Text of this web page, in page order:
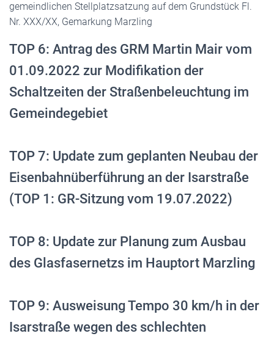
gemeindlichen Stellplatzsatzung auf dem Grundstück Fl.
Nr. XXX/XX, Gemarkung Marzling
TOP 6: Antrag des GRM Martin Mair vom
01.09.2022 zur Modifikation der
Schaltzeiten der Straßenbeleuchtung im
Gemeindegebiet
TOP 7: Update zum geplanten Neubau der
Eisenbahnüberführung an der Isarstraße
(TOP 1: GR-Sitzung vom 19.07.2022)
TOP 8: Update zur Planung zum Ausbau
des Glasfasernetzs im Hauptort Marzling
TOP 9: Ausweisung Tempo 30 km/h in der
Isarstraße wegen des schlechten